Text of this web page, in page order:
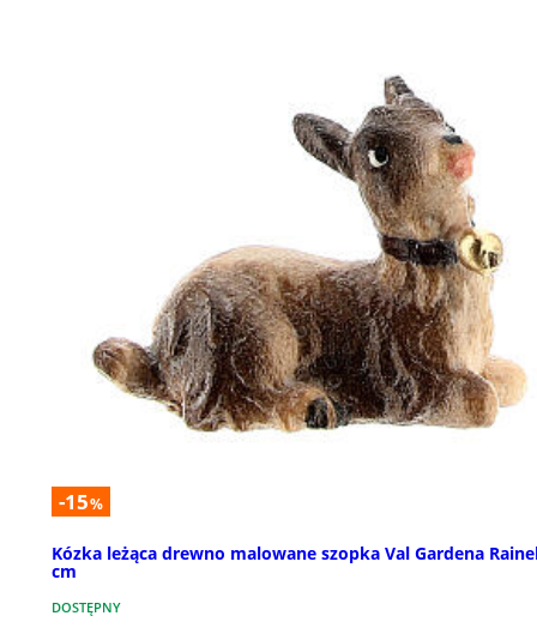
-15%
Kózka leżąca drewno malowane szopka Val Gardena
cm
DOSTĘPNY